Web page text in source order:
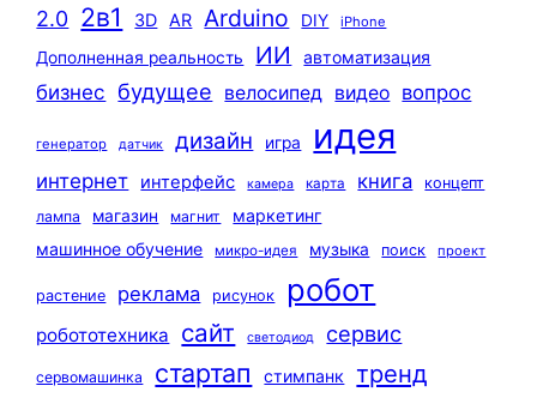
2.0 2в1 3D AR Arduino DIY iPhone
Дополненная реальность ИИ автоматизация
бизнес будущее велосипед видео вопрос
генератор датчик дизайн игра идея
интернет интерфейс камера карта книга
концепт
лампа
магазин магнит
маркетинг
машинное обучение
микро-идея музыка поиск проект
растение реклама рисунок робот
робототехника сайт светодиод сервис
сервомашинка стартап стимпанк тренд